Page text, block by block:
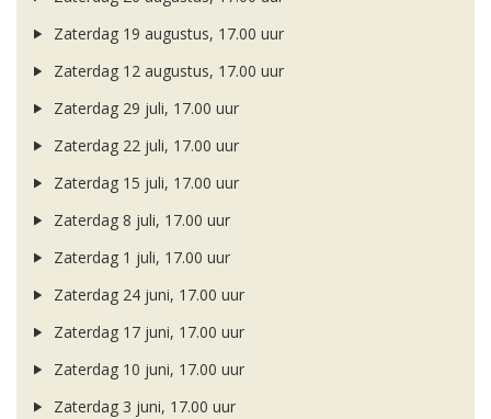
Zaterdag 19 augustus, 17.00 uur
Zaterdag 12 augustus, 17.00 uur
Zaterdag 29 juli, 17.00 uur
Zaterdag 22 juli, 17.00 uur
Zaterdag 15 juli, 17.00 uur
Zaterdag 8 juli, 17.00 uur
Zaterdag 1 juli, 17.00 uur
Zaterdag 24 juni, 17.00 uur
Zaterdag 17 juni, 17.00 uur
Zaterdag 10 juni, 17.00 uur
Zaterdag 3 juni, 17.00 uur